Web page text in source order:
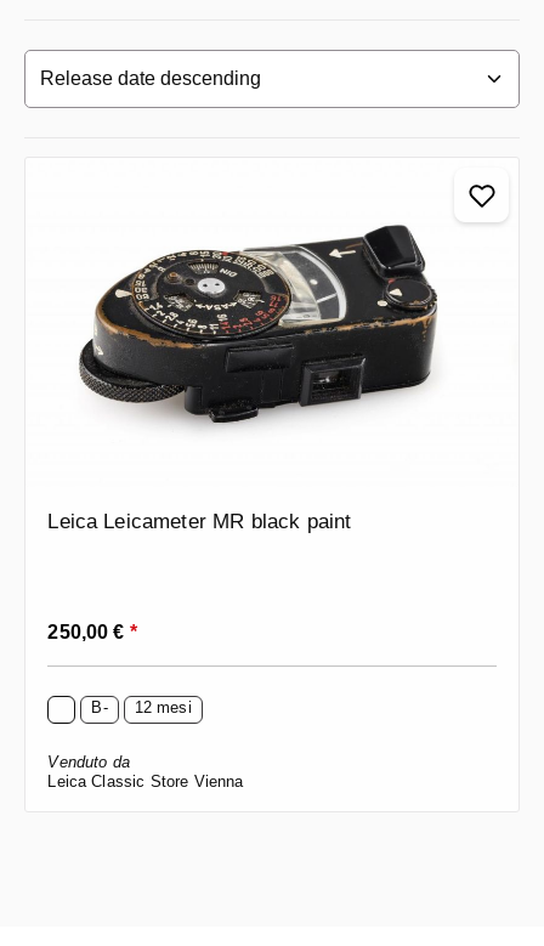
Leica Leicameter MR black paint
Prezzo normale:
250,00 € *
B- 12 mesi
Venduto da
Leica Classic Store Vienna